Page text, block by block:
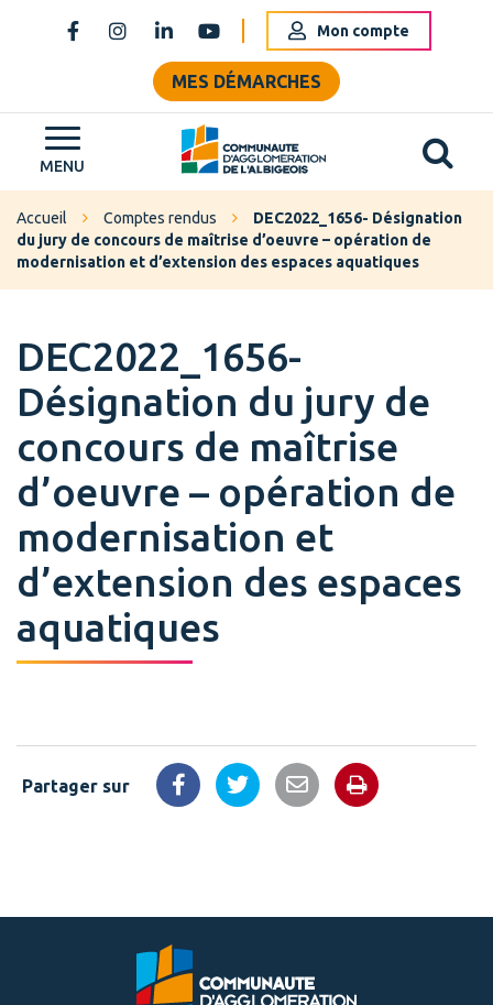
Lien vers le compte Facebook
Lien vers le compte Instagram
Lien vers le compte Linkedin
Lien vers la chaîne Youtube
Mon compte
MES DÉMARCHES
MENU Grand Albigeois
Accueil Comptes rendus
DEC2022_1656- Désignation
du jury de concours de maîtrise d’oeuvre – opération de
modernisation et d’extension des espaces aquatiques
DEC2022_1656-
Désignation du jury de
concours de maîtrise
d’oeuvre – opération de
modernisation et
d’extension des espaces
aquatiques
Partager sur Partager sur Facebook
Partager sur Twitter
Partager par email
Imprimer la